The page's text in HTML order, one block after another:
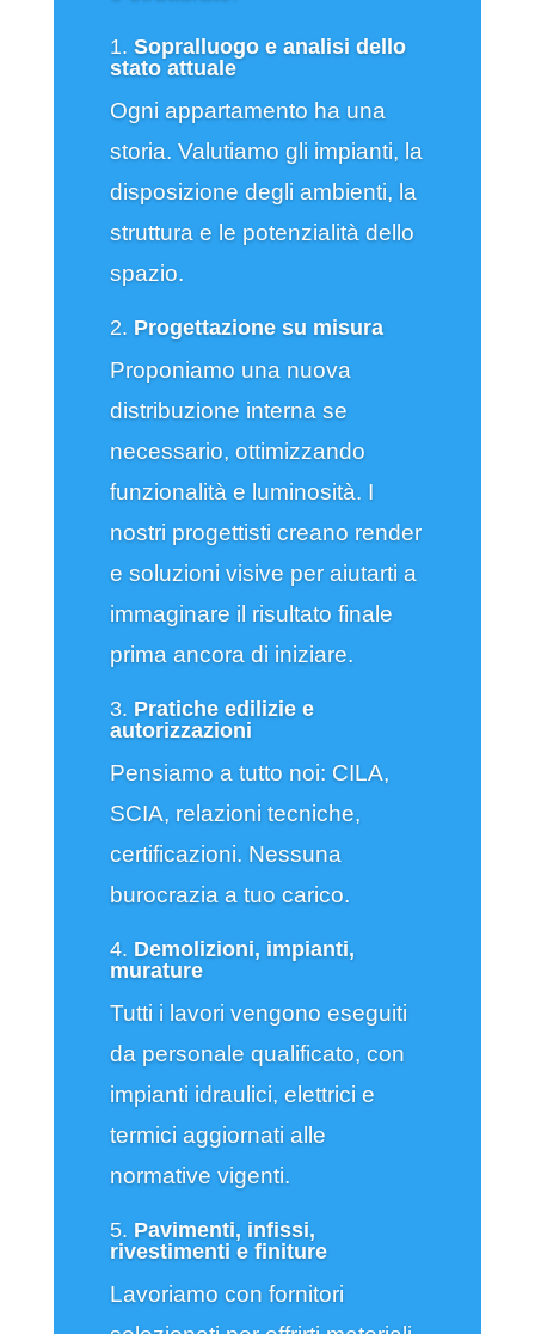
1. Sopralluogo e analisi dello
stato attuale
Ogni appartamento ha una
storia. Valutiamo gli impianti, la
disposizione degli ambienti, la
struttura e le potenzialità dello
spazio.
2. Progettazione su misura
Proponiamo una nuova
distribuzione interna se
necessario, ottimizzando
funzionalità e luminosità. I
nostri progettisti creano render
e soluzioni visive per aiutarti a
immaginare il risultato finale
prima ancora di iniziare.
3. Pratiche edilizie e
autorizzazioni
Pensiamo a tutto noi: CILA,
SCIA, relazioni tecniche,
certificazioni. Nessuna
burocrazia a tuo carico.
4. Demolizioni, impianti,
murature
Tutti i lavori vengono eseguiti
da personale qualificato, con
impianti idraulici, elettrici e
termici aggiornati alle
normative vigenti.
5. Pavimenti, infissi,
rivestimenti e finiture
Lavoriamo con fornitori